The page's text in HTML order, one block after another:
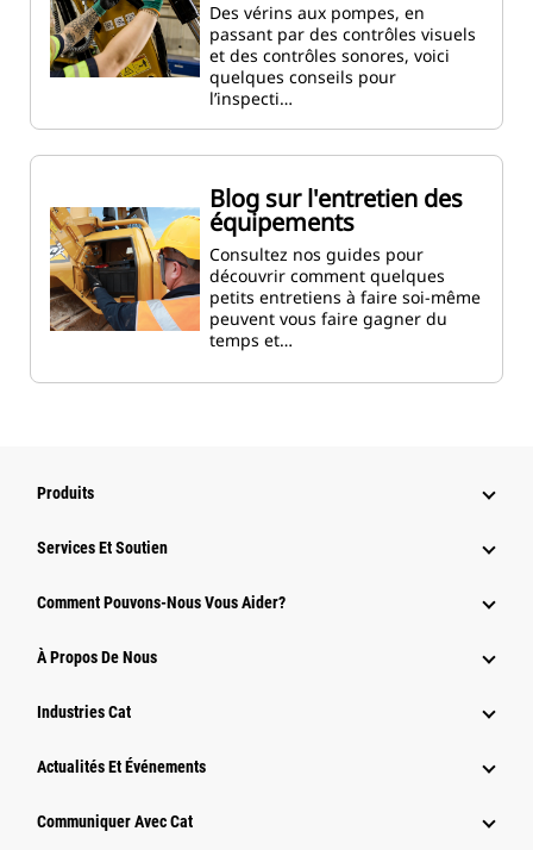
Des vérins aux pompes, en
passant par des contrôles visuels
et des contrôles sonores, voici
quelques conseils pour
l’inspecti…
Blog sur l'entretien des
équipements
Consultez nos guides pour
découvrir comment quelques
petits entretiens à faire soi-même
peuvent vous faire gagner du
temps et…
Produits
Services Et Soutien
Comment Pouvons-Nous Vous Aider?
À Propos De Nous
Industries Cat
Actualités Et Événements
Communiquer Avec Cat